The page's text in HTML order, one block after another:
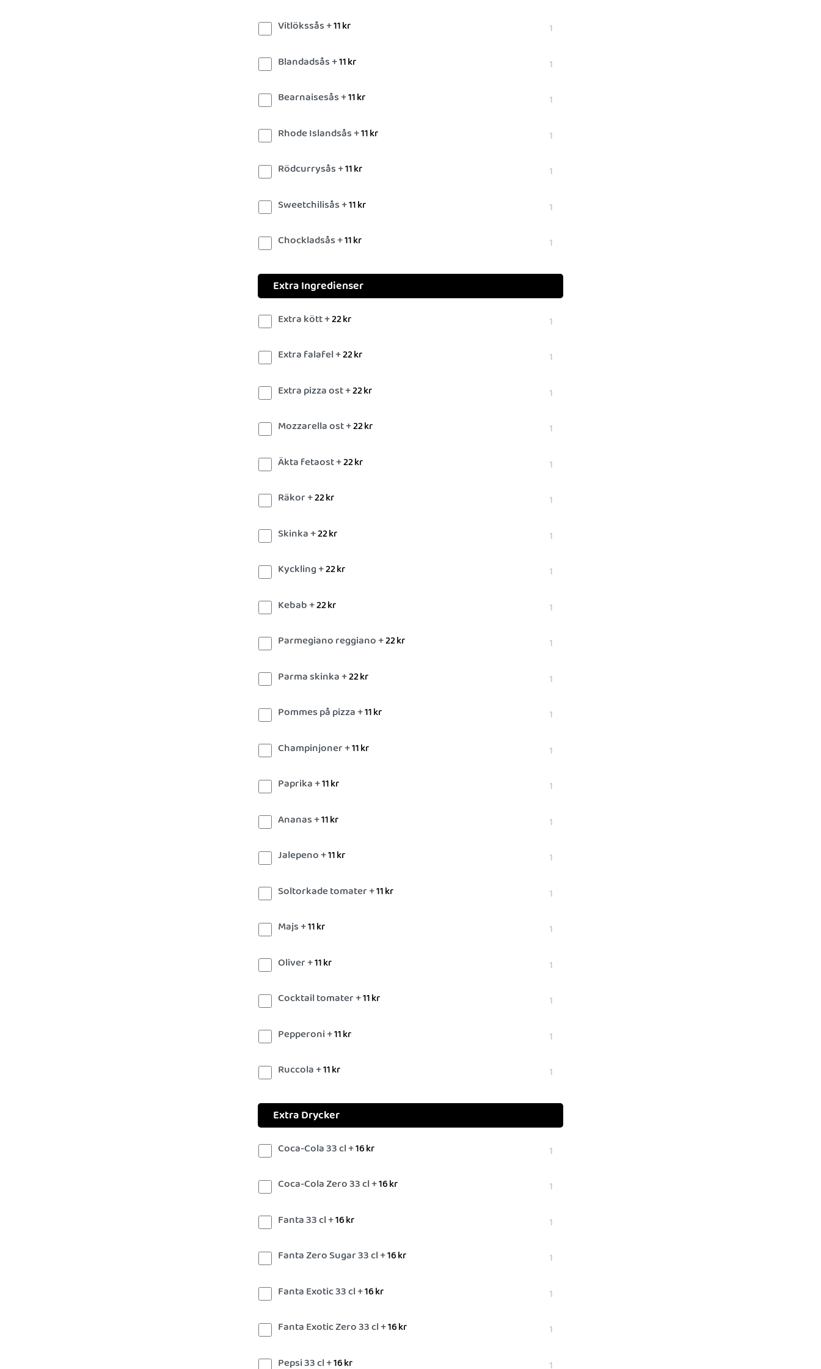
Vitlökssås +11kr
Blandadsås +11kr
Bearnaisesås +11kr
Rhode Islandsås +11kr
Rödcurrysås +11kr
Sweetchilisås +11kr
Chockladsås +11kr
Extra Ingredienser
Extra kött +22kr
Extra falafel +22kr
Extra pizza ost +22kr
Mozzarella ost +22kr
Äkta fetaost +22kr
Räkor +22kr
Skinka +22kr
Kyckling +22kr
Kebab +22kr
Parmegiano reggiano +22kr
Parma skinka +22kr
Pommes på pizza +11kr
Champinjoner +11kr
Paprika +11kr
Ananas +11kr
Jalepeno +11kr
Soltorkade tomater +11kr
Majs +11kr
Oliver +11kr
Cocktail tomater +11kr
Pepperoni +11kr
Ruccola +11kr
Extra Drycker
Coca-Cola 33 cl +16kr
Coca-Cola Zero 33 cl +16kr
Fanta 33 cl +16kr
Fanta Zero Sugar 33 cl +16kr
Fanta Exotic 33 cl +16kr
Fanta Exotic Zero 33 cl +16kr
Pepsi 33 cl +16kr